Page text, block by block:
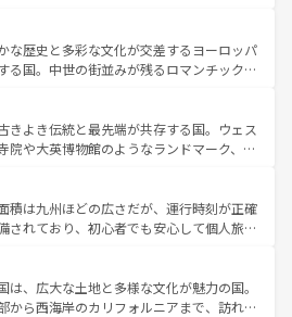
って風土や気候が異なるスペインはその個
性で訪れる人を魅了する。 なお、新着のスペイン情報は コ
参照してほしい。
が詰まっている。華麗な宮殿、歴史的な大
ーチ、そして豊かな自然が、訪れる者を心
また、フランスは美食の国としても知ら
ンの発祥地であるランス、プロヴァンスの
ダー畑など、多彩な楽しみ方が可能だ。さ
の地域にも魅力が溢れており、どの街角に
運ぶとそれぞれで全く異なる文化を体験で
きるだろう。 なお、新着のフランス情報はコンテンツ一覧
い。
な歴史と多彩な文化が交差するヨーロッパ
る国。中世の街並みが残るロマンチック街
は、どこを歩いても飽きることがない。ベ
活気、バイエルン州のアルプスの絶景、そ
いのワイン畑といった風景は必見。ビール
はぜひ体験してほしい。 なお、新着の
ンテンツ一覧を参照してほしい。
きよき伝統と最先端が共存する国。ウェス
院や大英博物館のようなランドマーク、歴
る魅力がある。また、優雅なアフタヌーン
好きにはたまらない英国パブ、サッカー観
からこそできる体験も豊富。イギリスを旅
してほしい。
積は九州ほどの広さだが、運行時刻が正確
されており、初心者でも安心して個人旅行
ま残る町や、スイスならではのユニークな
アルプス観光だけでなく町歩きも満喫する
国民の所得が高いため物価も高いが、旅行
は、広大な土地と多様な文化が魅力の国。
から西海岸のカリフォルニアまで、訪れる